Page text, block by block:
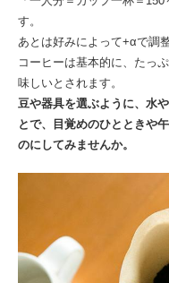
す。
あとは好みによって+αで調
コーヒーは基本的に、たっ
味しいとされます。
豆や器具を選ぶように、水
とで、目覚めのひとときや
のにしてみませんか。